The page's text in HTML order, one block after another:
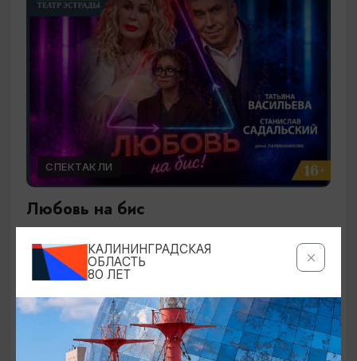
СПЕКТАКЛИ
Любовь на бис
27.09.2026 19:00
Калининград, Калининградский театр эстрады
ОТ 1500₽
КАЛИНИНГРАДСКАЯ
ОБЛАСТЬ
80 ЛЕТ